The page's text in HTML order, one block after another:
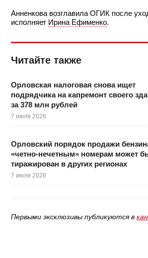
Анненкова возглавила ОГИК после
исполняет Ирина Ефименко.
Читайте также
Орловская налоговая снова ищет
подрядчика на капремонт своего
за 378 млн рублей
7 июля 2026
Орловский порядок продажи
«четно-нечетным» номерам может
тиражирован в других регионах
7 июля 2026
Первыми эксклюзивы публикуются в